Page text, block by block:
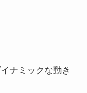
ナミックな動き